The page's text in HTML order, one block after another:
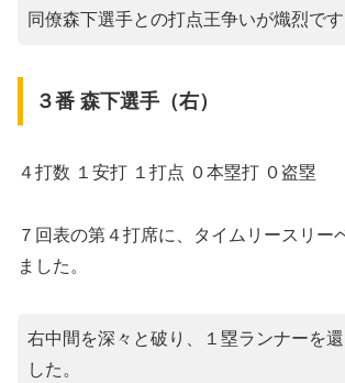
同僚森下選手との打点王争いが熾烈です
３番 森下選手（右）
４打数 １安打 １打点 ０本塁打 ０盗塁
７回表の第４打席に、タイムリースリー
ました。
右中間を深々と破り、１塁ランナーを還
した。